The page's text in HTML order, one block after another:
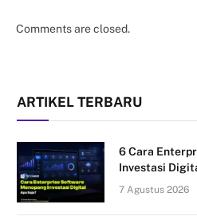
Comments are closed.
ARTIKEL TERBARU
6 Cara
Investasi
7 Agustus 2026